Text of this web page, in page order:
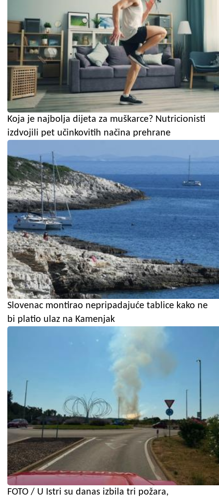
Koja je najbolja dijeta za muškarce? Nutricionisti
izdvojili pet učinkovitih načina prehrane
Slovenac montirao nepripadajuće tablice kako ne
bi platio ulaz na Kamenjak
FOTO / U Istri su danas izbila tri požara,